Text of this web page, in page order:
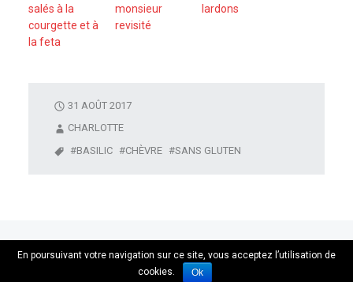
salés à la
courgette et à
la feta
monsieur
revisité
lardons
31 AOÛT 2017
CHARLOTTE
BASILIC
CHÈVRE SANS GLUTEN
Votre blog cuisine - Les Gourmandises de Cha
En poursuivant votre navigation sur ce site, vous acceptez l’utilisation de
cookies.
Ok